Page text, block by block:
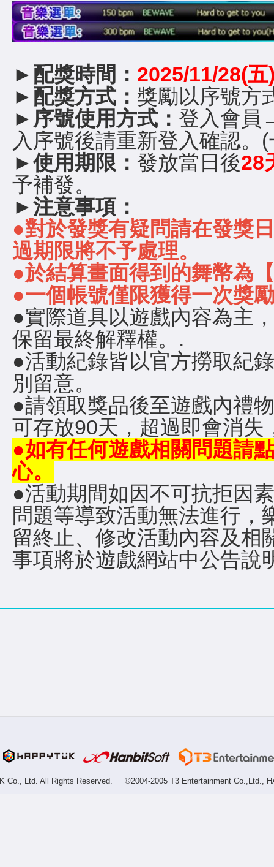
► 配獎時間： 2025/11/28(
► 配獎方式： 獎勵以序號方
► 序號使用方式： 登入會員
入序號後請重新登入確認。
►使用期限： 發放當日後28
予補發。
►注意事項：
●對於發獎有疑問請在發獎
過期限將不予處理。
●於結算畫面得到的舞幣為
●一個帳號僅限獲得一次獎
●實際道具以遊戲內容為主
保留最終解釋權。.
●活動紀錄皆以官方撈取紀
別留意。
●請領取獎品後至遊戲內禮
可存放90天，超過即會消失
●如有任何遊戲相關問題請
心。
●活動期間如因不可抗拒因
問題等導致活動無法進行，
留終止、修改活動內容及相
事項將於遊戲網站中公告說
Co., Ltd. All Rights Reserved. ©2004-2005 T3 Entertainment Co.,Ltd.,